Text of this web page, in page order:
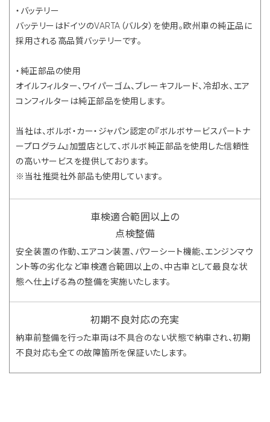
・バッテリー
バッテリーはドイツのVARTA（バルタ）を使用。欧州車の純正品に
採用される高品質バッテリーです。
・純正部品の使用
オイルフィルター、ワイパーゴム、ブレーキフルード、冷却水、エア
コンフィルターは純正部品を使用します。
当社は、ボルボ・カー・ジャパン認定の『ボルボサービスパートナ
ープログラム』加盟店として、ボルボ純正部品を使用した信頼性
の高いサービスを提供しております。
※当社推奨社外部品も使用しています。
車検適合範囲以上の
点検整備
安全装置の作動、エアコン装置、パワーシート機能、エンジンマウ
ント等の劣化など車検適合範囲以上の、中古車として最良な状
態へ仕上げる為の整備を実施いたします。
初期不良対応の充実
納車前整備を行った車両は不具合のない状態で納車され、初期
不良対応も全ての故障箇所を保証いたします。